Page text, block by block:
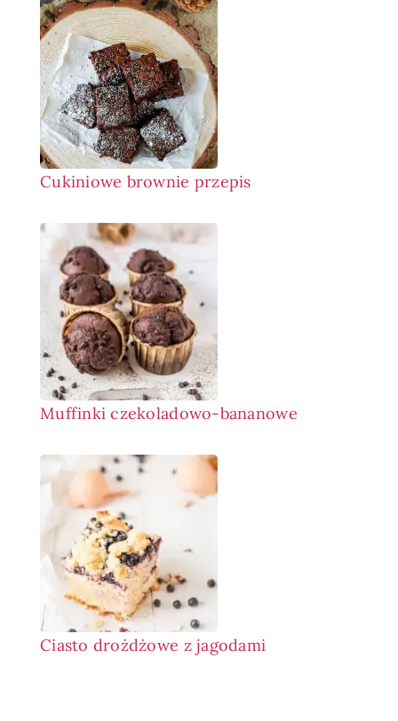
Cukiniowe brownie przepis
Muffinki czekoladowo-bananowe
Ciasto drożdżowe z jagodami